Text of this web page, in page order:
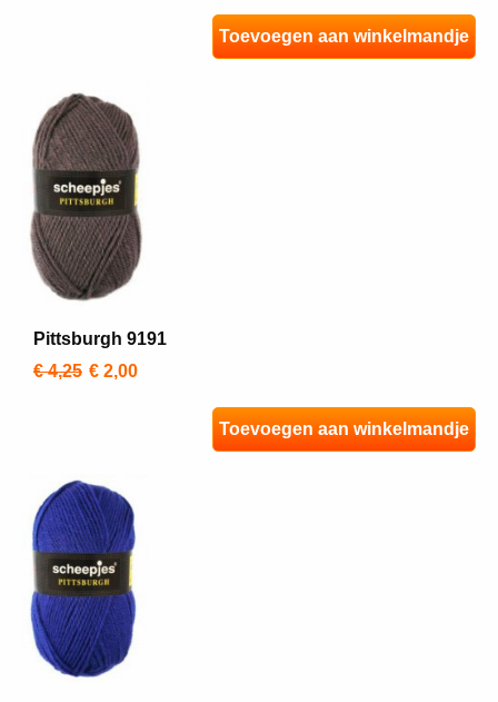
Toevoegen aan winkelmandje
Pittsburgh 9191
€ 4,25 € 2,00
Toevoegen aan winkelmandje